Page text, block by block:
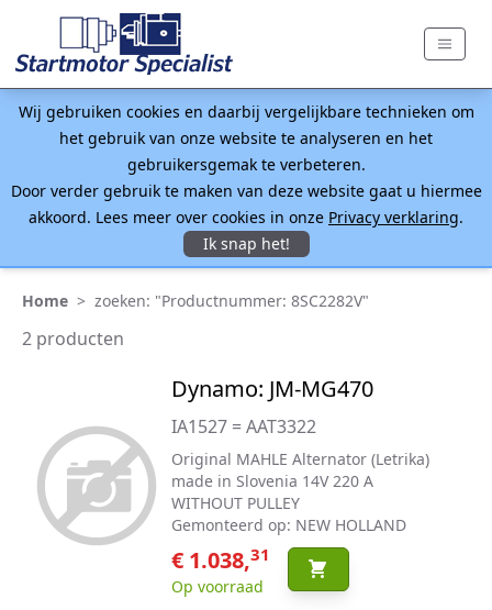
Wij gebruiken cookies en daarbij vergelijkbare technieken om
het gebruik van onze website te analyseren en het
gebruikersgemak te verbeteren.
Door verder gebruik te maken van deze website gaat u hiermee
akkoord. Lees meer over cookies in onze Privacy verklaring.
Ik snap het!
Home > zoeken: "Productnummer: 8SC2282V"
2 producten
Dynamo: JM-MG470
IA1527 = AAT3322
Original MAHLE Alternator (Letrika)
made in Slovenia 14V 220 A
WITHOUT PULLEY
Gemonteerd op: NEW HOLLAND
€ 1.038,31
Op voorraad